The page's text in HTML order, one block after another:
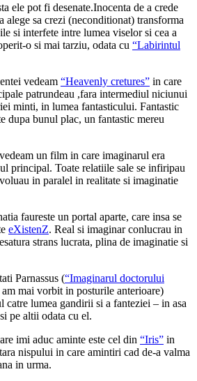
ele pot fi desenate.Inocenta de a crede
alege sa crezi (neconditionat) transforma
si interfete intre lumea viselor si cea a
o si mai tarziu, odata cu “Labirintul
vedeam “Heavenly cretures” in care
patrundeau ,fara intermediul niciunui
minti, in lumea fantasticului. Fantastic
dupa bunul plac, un fantastic mereu
un film in care imaginarul era
principal. Toate relatiile sale se infiripau
in paralel in realitate si imaginatie
faureste un portal aparte, care insa se
eXistenZ. Real si imaginar conlucrau in
strans lucrata, plina de imaginatie si
Parnassus (“Imaginarul doctorului
am mai vorbit in posturile anterioare)
catre lumea gandirii si a fanteziei – in asa
pe altii odata cu el.
imi aduc aminte este cel din “Iris” in
nispului in care amintiri cad de-a valma
in urma.